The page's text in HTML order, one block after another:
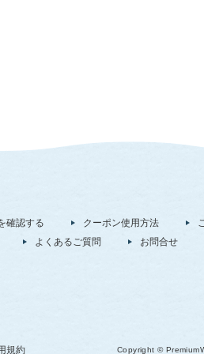
確認する クーポン使用方法
よくあるご質問 お問合せ
規約 Copyright ©